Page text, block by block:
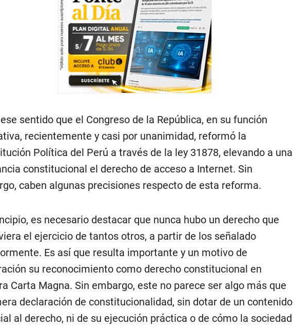
sentido que el Congreso de la República, en su función
recientemente y casi por unanimidad, reformó la
Política del Perú a través de la ley 31878, elevando a una
constitucional el derecho de acceso a Internet. Sin
caben algunas precisiones respecto de esta reforma.
es necesario destacar que nunca hubo un derecho que
el ejercicio de tantos otros, a partir de los señalado
Es así que resulta importante y un motivo de
su reconocimiento como derecho constitucional en
Carta Magna. Sin embargo, este no parece ser algo más que
declaración de constitucionalidad, sin dotar de un contenido
al derecho, ni de su ejecución práctica o de cómo la sociedad